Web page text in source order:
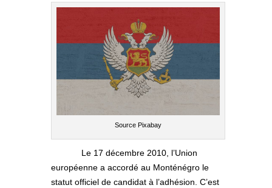
Source Pixabay
Le 17 décembre 2010, l’Union
européenne a accordé au Monténégro le
statut officiel de candidat à l’adhésion. C’est